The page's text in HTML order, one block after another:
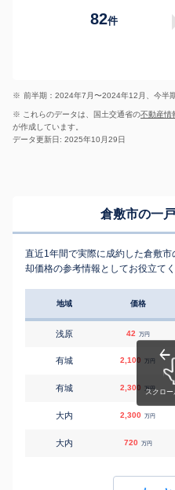
82件
※ 前半期：2024年7月〜2024年12月、今半
※ これらのデータは、国土交通省の不動産情
が作成しています。
データ更新日: 2025年10月29日
倉敷市の一
直近1年間で実際に成約した倉敷
却価格の参考情報としてお役立てく
地域 価格
浅原 42 万円
有城 2,100 万円
有城 2,300 万円
大内 2,300 万円
大内 720 万円